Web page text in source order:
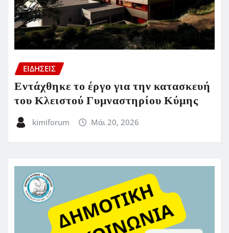
ΕΙΔΗΣΕΙΣ
Εντάχθηκε το έργο για την κατασκευή
του Κλειστού Γυμναστηρίου Κύμης
kimiforum Μάι 20, 2026